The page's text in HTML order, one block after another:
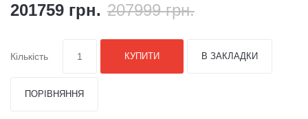
201759 грн. 207999 грн.
Кількість КУПИТИ В ЗАКЛАДКИ
ПОРІВНЯННЯ